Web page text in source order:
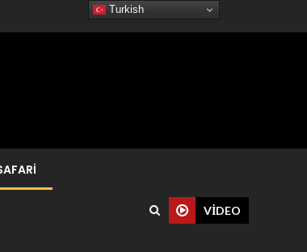
VIDEO
Turkish